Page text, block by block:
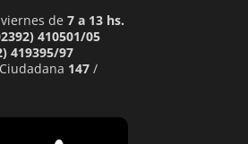
de 7 a 13 hs.
410501/05
419395/97
147/